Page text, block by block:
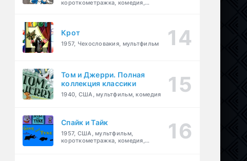
короткометражка, комедия,
Крот
1957, Чехословакия, мультфильм
Том и Джерри. Полная
коллекция классики
1940, США, мультфильм, комедия
Спайк и Тайк
1957, США, мультфильм,
короткометражка, комедия,